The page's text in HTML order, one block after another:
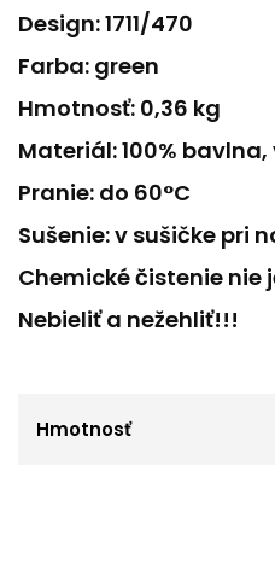
Design: 1711/470
Farba: green
Hmotnosť: 0,36 kg
Materiál: 100%
Pranie: do 60°C
Sušenie: v sušičke pri
Chemické čistenie nie
Nebieliť a nežehliť!!!
Hmotnosť